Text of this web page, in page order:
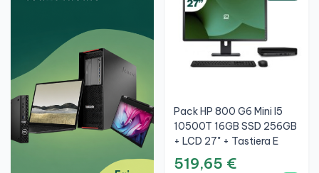
Pack HP 800 G6 Mini I5
10500T 16GB SSD 256GB
+ LCD 27" + Tastiera E
Mouse Wireless + WiFi
519,65 €